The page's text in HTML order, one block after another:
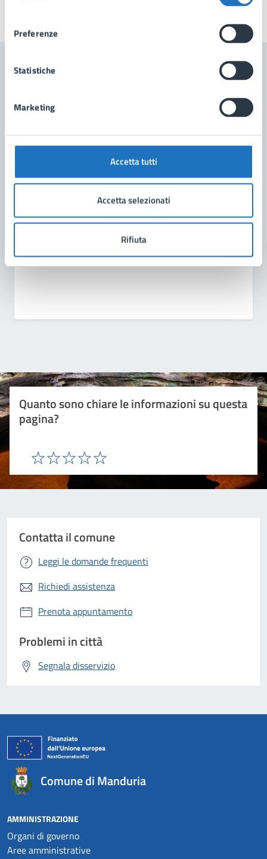
Preferenze
Statistiche
Marketing
Accetta tutti
Accetta selezionati
Rifiuta
Scuola di Musica Comunale "Città di Manduria"
Quanto sono chiare le informazioni su questa
pagina?
Valuta 5 stelle su 5
Valuta 4 stelle su 5
Valuta 3 stelle su 5
Valuta 2 stelle su 5
Valuta 1 stelle su 5
Contatta il comune
Leggi le domande frequenti
Richiedi assistenza
Prenota appuntamento
Problemi in città
Segnala disservizio
Comune di Manduria
AMMINISTRAZIONE
Organi di governo
Aree amministrative